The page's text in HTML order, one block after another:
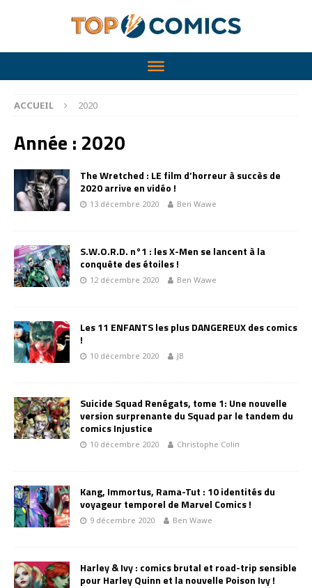
ACCUEIL 2020
Année : 2020
The Wretched : LE film d’horreur à succès de
2020 arrive en vidéo !
13 décembre 2020 Ben Wawe
S.W.O.R.D. n°1 : les X-Men se lancent à la
conquête des étoiles !
12 décembre 2020 Ben Wawe
Les 11 ENFANTS les plus DANGEREUX des comics
!
10 décembre 2020 JB
Suicide Squad Renégats, tome 1: Une nouvelle
version surprenante du Squad par le tandem du
comics Injustice
10 décembre 2020 Christophe Colin
Kang, Immortus, Rama-Tut : 10 identités du
voyageur temporel de Marvel Comics !
9 décembre 2020 Ben Wawe
Harley & Ivy : comics brutal et road-trip sensible
pour Harley Quinn et la nouvelle Poison Ivy !